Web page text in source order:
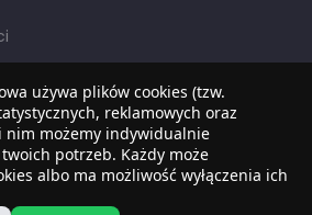
używa plików cookies (tzw.
reklamowych oraz
nim możemy indywidualnie
potrzeb. Każdy może
albo ma możliwość wyłączenia ich